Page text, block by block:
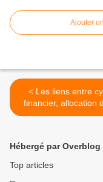
Ajouter
< Les liens entre cycle
financier, allocation
main-d’œuvre et
Hébergé par Overblog
Top articles